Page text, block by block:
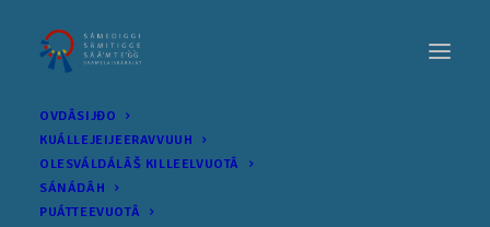
OVDÂSIJĐO
KUÁLLEJEIJEERAVVUUH
OLESVÁLDÁLÂŠ KILLEELVUOTÂ
SÁNÁDÂH
PUÁTTEEVUOTÂ